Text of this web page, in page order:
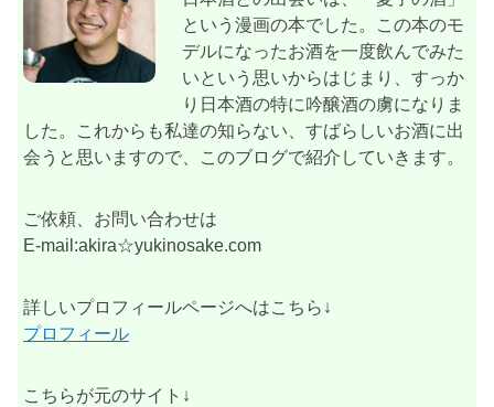
という漫画の本でした。この本のモ
デルになったお酒を一度飲んでみた
いという思いからはじまり、すっか
り日本酒の特に吟醸酒の虜になりま
した。これからも私達の知らない、すばらしいお酒に出
会うと思いますので、このブログで紹介していきます。
ご依頼、お問い合わせは
E-mail:akira☆yukinosake.com
詳しいプロフィールページへはこちら↓
プロフィール
こちらが元のサイト↓